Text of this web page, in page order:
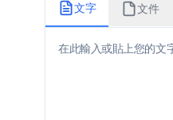
文字 文件